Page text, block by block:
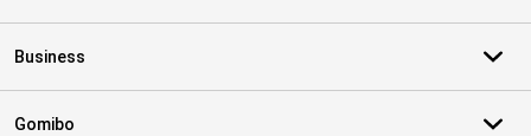
Business
Gomibo